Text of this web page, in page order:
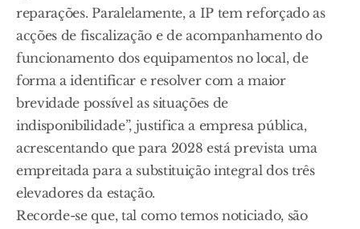
reparações. Paralelamente, a IP tem reforçado as
acções de fiscalização e de acompanhamento do
funcionamento dos equipamentos no local, de
forma a identificar e resolver com a maior
brevidade possível as situações de
indisponibilidade”, justifica a empresa pública,
acrescentando que para 2028 está prevista uma
empreitada para a substituição integral dos três
elevadores da estação.
Recorde-se que, tal como temos noticiado, são